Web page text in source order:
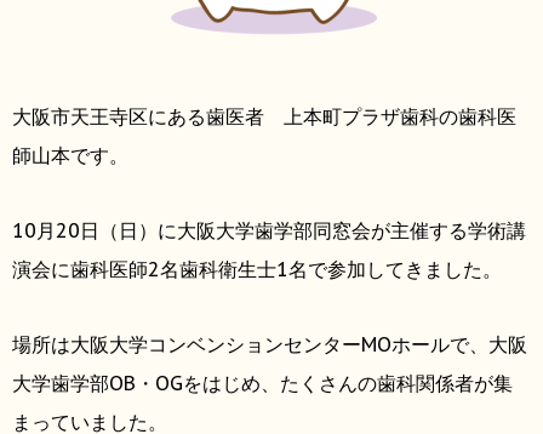
大阪市天王寺区にある歯医者 上本町プラザ歯科の歯科医
師山本です。
10月20日（日）に大阪大学歯学部同窓会が主催する学術講
演会に歯科医師2名歯科衛生士1名で参加してきました。
場所は大阪大学コンベンションセンターMOホールで、大阪
大学歯学部OB・OGをはじめ、たくさんの歯科関係者が集
まっていました。